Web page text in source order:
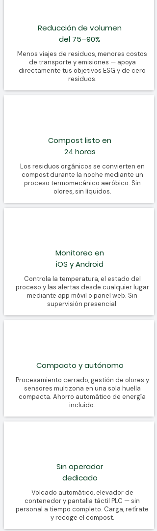
Reducción de volumen
del 75–90%
Menos viajes de residuos, menores costos
de transporte y emisiones — apoya
directamente tus objetivos ESG y de cero
residuos.
Compost listo en
24 horas
Los residuos orgánicos se convierten en
compost durante la noche mediante un
proceso termomecánico aeróbico. Sin
olores, sin líquidos.
Monitoreo en
iOS y Android
Controla la temperatura, el estado del
proceso y las alertas desde cualquier lugar
mediante app móvil o panel web. Sin
supervisión presencial.
Compacto y autónomo
Procesamiento cerrado, gestión de olores y
sensores multizona en una sola huella
compacta. Ahorro automático de energía
incluido.
Sin operador
dedicado
Volcado automático, elevador de
contenedor y pantalla táctil PLC — sin
personal a tiempo completo. Carga, retírate
y recoge el compost.